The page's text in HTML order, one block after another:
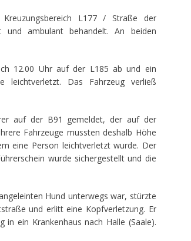
L177 / Straße der
und ambulant behandelt. An beiden
12.00 Uhr auf der L185 ab und ein
Das Fahrzeug verließ
auf der B91 gemeldet, der auf der
Fahrzeuge mussten deshalb Höhe
eine Person leichtverletzt wurde. Der
wurde sichergestellt und die
Hund unterwegs war, stürzte
und erlitt eine Kopfverletzung. Er
ein Krankenhaus nach Halle (Saale).